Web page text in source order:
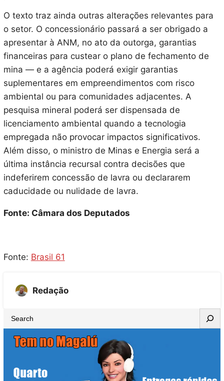
O texto traz ainda outras alterações relevantes para
o setor. O concessionário passará a ser obrigado a
apresentar à ANM, no ato da outorga, garantias
financeiras para custear o plano de fechamento de
mina — e a agência poderá exigir garantias
suplementares em empreendimentos com risco
ambiental ou para comunidades adjacentes. A
pesquisa mineral poderá ser dispensada de
licenciamento ambiental quando a tecnologia
empregada não provocar impactos significativos.
Além disso, o ministro de Minas e Energia será a
última instância recursal contra decisões que
indeferirem concessão de lavra ou declararem
caducidade ou nulidade de lavra.
Fonte: Câmara dos Deputados
Fonte: Brasil 61
Redação
e